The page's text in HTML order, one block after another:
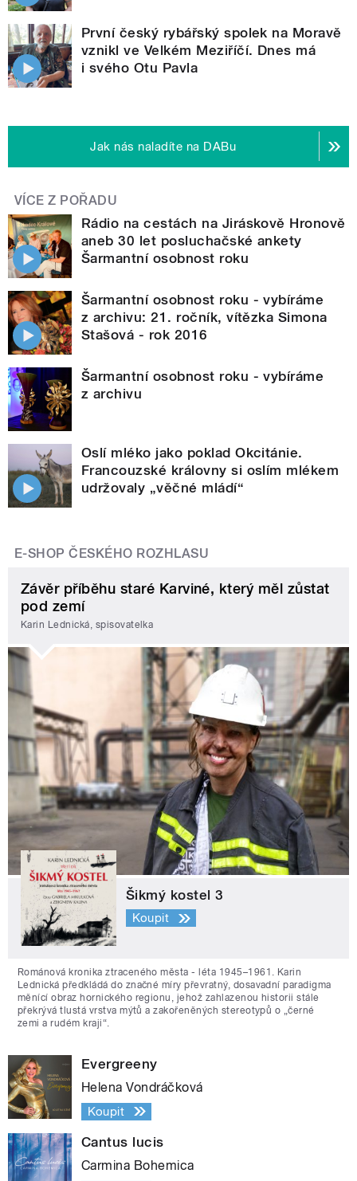
První český rybářský spolek na Moravě
vznikl ve Velkém Meziříčí. Dnes má
i svého Otu Pavla
Jak nás naladíte na DABu
VÍCE Z POŘADU
Rádio na cestách na Jiráskově Hronově
aneb 30 let posluchačské ankety
Šarmantní osobnost roku
Šarmantní osobnost roku - vybíráme
z archivu: 21. ročník, vítězka Simona
Stašová - rok 2016
Šarmantní osobnost roku - vybíráme
z archivu
Oslí mléko jako poklad Okcitánie.
Francouzské královny si oslím mlékem
udržovaly „věčné mládí“
E-SHOP ČESKÉHO ROZHLASU
Závěr příběhu staré Karviné, který měl zůstat
pod zemí
Karin Lednická, spisovatelka
Šikmý kostel 3
Koupit
Románová kronika ztraceného města - léta 1945–1961. Karin
Lednická předkládá do značné míry převratný, dosavadní paradigma
měnící obraz hornického regionu, jehož zahlazenou historii stále
překrývá tlustá vrstva mýtů a zakořeněných stereotypů o „černé
zemi a rudém kraji“.
Evergreeny
Helena Vondráčková
Koupit
Cantus lucis
Carmina Bohemica